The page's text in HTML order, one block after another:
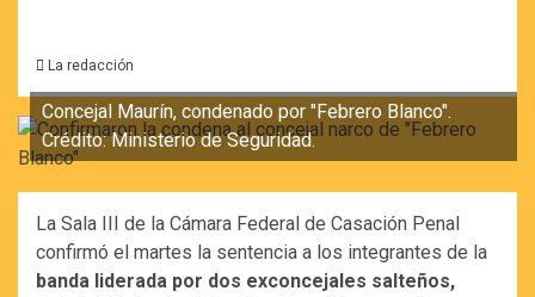
La redacción
Concejal Maurín, condenado por "Febrero Blanco".
Crédito: Ministerio de Seguridad.
La Sala III de la Cámara Federal de Casación Penal
confirmó el martes la sentencia a los integrantes de la
banda liderada por dos exconcejales salteños,